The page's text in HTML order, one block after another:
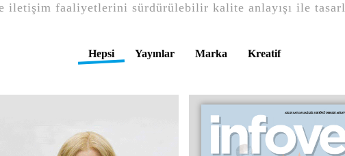
iletişim faaliyetlerini sürdürülebilir kalite anlayışı ile
Hepsi Yayınlar Marka Kreatif